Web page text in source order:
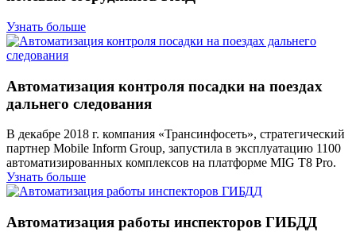
Узнать больше
Автоматизация контроля посадки на поездах
дальнего следования
В декабре 2018 г. компания «Трансинфосеть», стратегический
партнер Mobile Inform Group, запустила в эксплуатацию 1100
автоматизированных комплексов на платформе MIG T8 Pro.
Узнать больше
Автоматизация работы инспекторов ГИБДД